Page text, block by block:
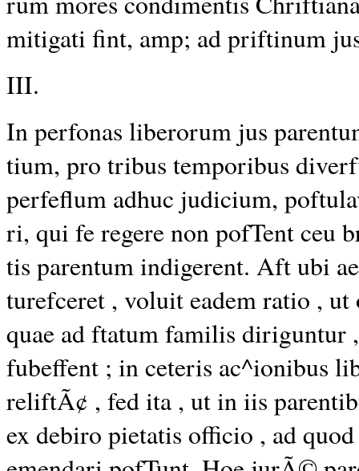
mitigati fint, amp; adpriftinum
III.
In perfonas liberorum jus
tium, pro tribus temporibus
perfeflum adhuc judicium,
ri, qui fe regere non pofTent ceu
tis parentum indigerent. Aft ubi
turefceret , voluit eademratio , ut
quae adftatum familis diriguntur
fubeffent ; in ceteris ac^ionibus
reliftÃ¢ , fed ita , ut in iis
ex debiro pietatis officio , ad